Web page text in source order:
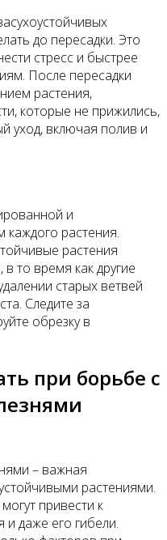
до пересадки. Это
стресс и быстрее
После пересадки
растения,
которые не прижились,
уход, включая полив и
и
каждого растения.
растения
то время как другие
старых ветвей
Следите за
обрезку в
при борьбе с
– важная
растениями.
привести к
даже его гибели.